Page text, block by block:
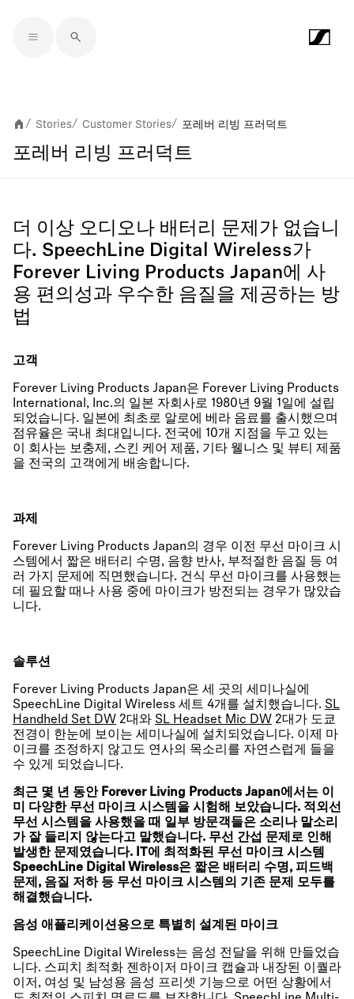
/ Stories/ Customer Stories/ 포레버 리빙 프러덕트
포레버 리빙 프러덕트
더 이상 오디오나 배터리 문제가 없습니
다. SpeechLine Digital Wireless가
Forever Living Products Japan에 사
용 편의성과 우수한 음질을 제공하는 방
법
고객
Forever Living Products Japan은 Forever Living Products
International, Inc.의 일본 자회사로 1980년 9월 1일에 설립
되었습니다. 일본에 최초로 알로에 베라 음료를 출시했으며
점유율은 국내 최대입니다. 전국에 10개 지점을 두고 있는
이 회사는 보충제, 스킨 케어 제품, 기타 웰니스 및 뷰티 제품
을 전국의 고객에게 배송합니다.
과제
Forever Living Products Japan의 경우 이전 무선 마이크 시
스템에서 짧은 배터리 수명, 음향 반사, 부적절한 음질 등 여
러 가지 문제에 직면했습니다. 건식 무선 마이크를 사용했는
데 필요할 때나 사용 중에 마이크가 방전되는 경우가 많았습
니다.
솔루션
Forever Living Products Japan은 세 곳의 세미나실에
SpeechLine Digital Wireless 세트 4개를 설치했습니다. SL
Handheld Set DW 2대와 SL Headset Mic DW 2대가 도쿄
전경이 한눈에 보이는 세미나실에 설치되었습니다. 이제 마
이크를 조정하지 않고도 연사의 목소리를 자연스럽게 들을
수 있게 되었습니다.
최근 몇 년 동안 Forever Living Products Japan에서는 이
미 다양한 무선 마이크 시스템을 시험해 보았습니다. 적외선
무선 시스템을 사용했을 때 일부 방문객들은 소리나 말소리
가 잘 들리지 않는다고 말했습니다. 무선 간섭 문제로 인해
발생한 문제였습니다. IT에 최적화된 무선 마이크 시스템
SpeechLine Digital Wireless은 짧은 배터리 수명, 피드백
문제, 음질 저하 등 무선 마이크 시스템의 기존 문제 모두를
해결했습니다.
음성 애플리케이션용으로 특별히 설계된 마이크
SpeechLine Digital Wireless는 음성 전달을 위해 만들었습
니다. 스피치 최적화 젠하이저 마이크 캡슐과 내장된 이퀄라
이저, 여성 및 남성용 음성 프리셋 기능으로 어떤 상황에서